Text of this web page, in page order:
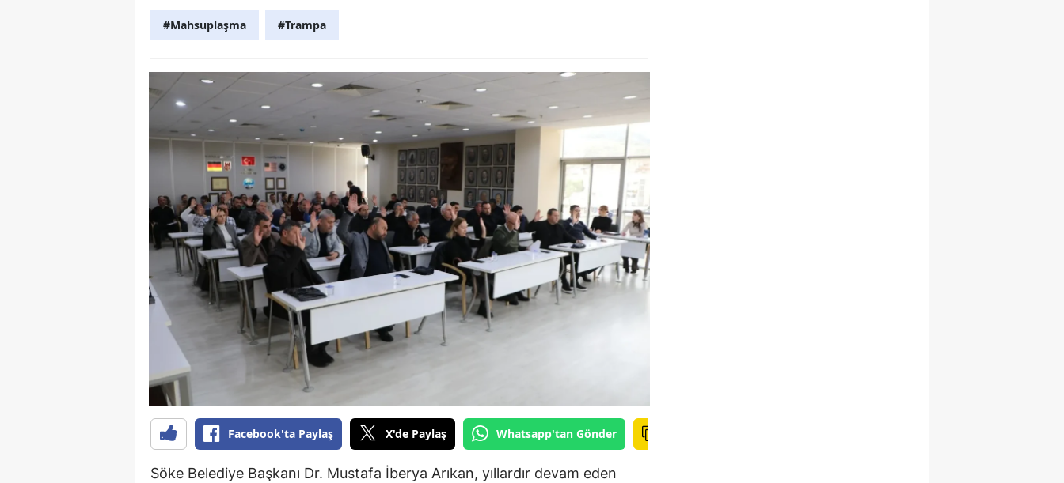
Siirt
Tekirdağ
Tokat
Trabzon
Tunceli
Şanlıurfa
Uşak
Van
Zonguldak
#Mahsuplaşma #Trampa
Facebook'ta Paylaş X'de Paylaş Whatsapp'tan Gönder
Söke Belediye Başkanı Dr. Mustafa İberya Arıkan, yıllardır devam eden